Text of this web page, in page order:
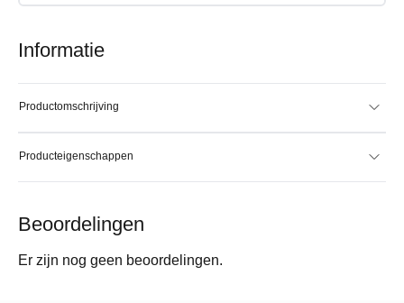
Informatie
Productomschrijving
Producteigenschappen
Beoordelingen
Er zijn nog geen beoordelingen.